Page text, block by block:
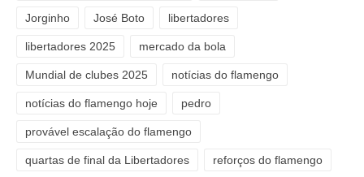
Jorginho José Boto libertadores
libertadores 2025 mercado da bola
Mundial de clubes 2025 notícias do flamengo
notícias do flamengo hoje pedro
provável escalação do flamengo
quartas de final da Libertadores reforços do flamengo